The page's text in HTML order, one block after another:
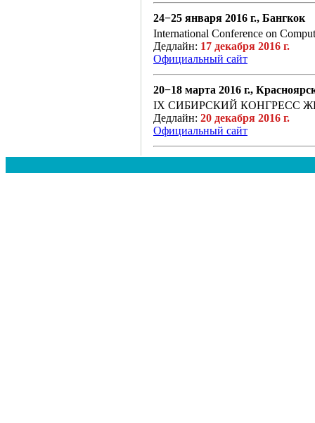
24−25 января 2016 г., Бангкок
International Conference on
Дедлайн: 17 декабря 2016 г.
Официальный сайт
20−18 марта 2016 г.,
IX СИБИРСКИЙ КОНГРЕСС
Дедлайн: 20 декабря 2016 г.
Официальный сайт